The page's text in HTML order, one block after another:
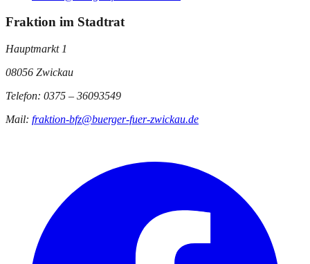
Fraktion im Stadtrat
Hauptmarkt 1
08056 Zwickau
Telefon: 0375 – 36093549
Mail: fraktion-bfz@buerger-fuer-zwickau.de